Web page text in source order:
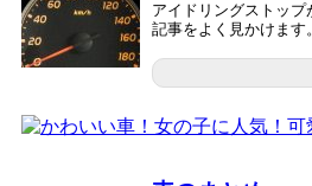
アイドリングストッ
記事をよく見かけます